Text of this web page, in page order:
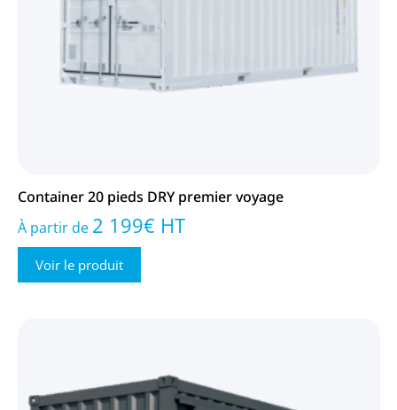
Container 20 pieds DRY premier voyage
À partir de 2 199€ HT
Voir le produit